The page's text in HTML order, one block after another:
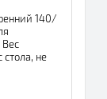
140/
стола, не